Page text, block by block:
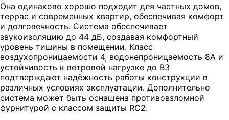
Она одинаково хорошо подходит для частных домов,
террас и современных квартир, обеспечивая комфорт
и долговечность. Система обеспечивает
звукоизоляцию до 44 дБ, создавая комфортный
уровень тишины в помещении. Класс
воздухопроницаемости 4, водонепроницаемость 8A и
устойчивость к ветровой нагрузке до B3
подтверждают надёжность работы конструкции в
различных условиях эксплуатации. Дополнительно
система может быть оснащена противовзломной
фурнитурой с классом защиты RC2.